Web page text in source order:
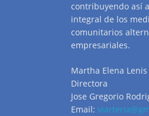
contribuyendo así
integral de los
comunitarios
empresariales.
Martha Elena Lenis
Directora
Jose Gregorio
Email: